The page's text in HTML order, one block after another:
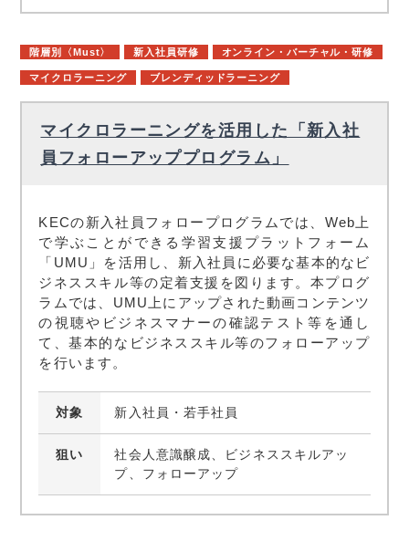
階層別〈Must〉 新入社員研修 オンライン・バーチャル・研修
マイクロラーニング ブレンディッドラーニング
マイクロラーニングを活用した「新入社
員フォローアッププログラム」
KECの新入社員フォロープログラムでは、Web上
で学ぶことができる学習支援プラットフォーム
「UMU」を活用し、新入社員に必要な基本的なビ
ジネススキル等の定着支援を図ります。本プログ
ラムでは、UMU上にアップされた動画コンテンツ
の視聴やビジネスマナーの確認テスト等を通し
て、基本的なビジネススキル等のフォローアップ
を行います。
対象 新入社員・若手社員
狙い
社会人意識醸成、ビジネススキルアッ
プ、フォローアップ